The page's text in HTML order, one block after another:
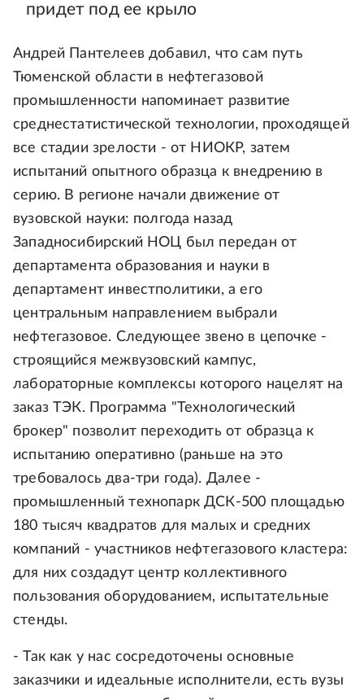
придет под ее крыло
Андрей Пантелеев добавил, что сам путь
Тюменской области в нефтегазовой
промышленности напоминает развитие
среднестатистической технологии, проходящей
все стадии зрелости - от НИОКР, затем
испытаний опытного образца к внедрению в
серию. В регионе начали движение от
вузовской науки: полгода назад
Западносибирский НОЦ был передан от
департамента образования и науки в
департамент инвестполитики, а его
центральным направлением выбрали
нефтегазовое. Следующее звено в цепочке -
строящийся межвузовский кампус,
лабораторные комплексы которого нацелят на
заказ ТЭК. Программа "Технологический
брокер" позволит переходить от образца к
испытанию оперативно (раньше на это
требовалось два-три года). Далее -
промышленный технопарк ДСК-500 площадью
180 тысяч квадратов для малых и средних
компаний - участников нефтегазового кластера:
для них создадут центр коллективного
пользования оборудованием, испытательные
стенды.
- Так как у нас сосредоточены основные
заказчики и идеальные исполнители, есть вузы